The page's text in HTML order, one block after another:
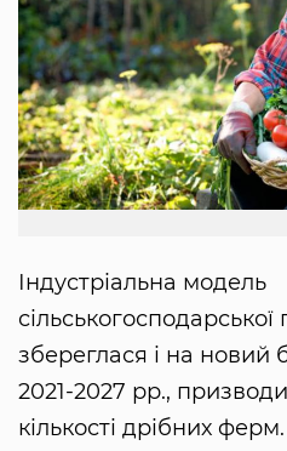
Індустріальна модель
збереглася і на
2021-2027 рр.,
кількості дрібних